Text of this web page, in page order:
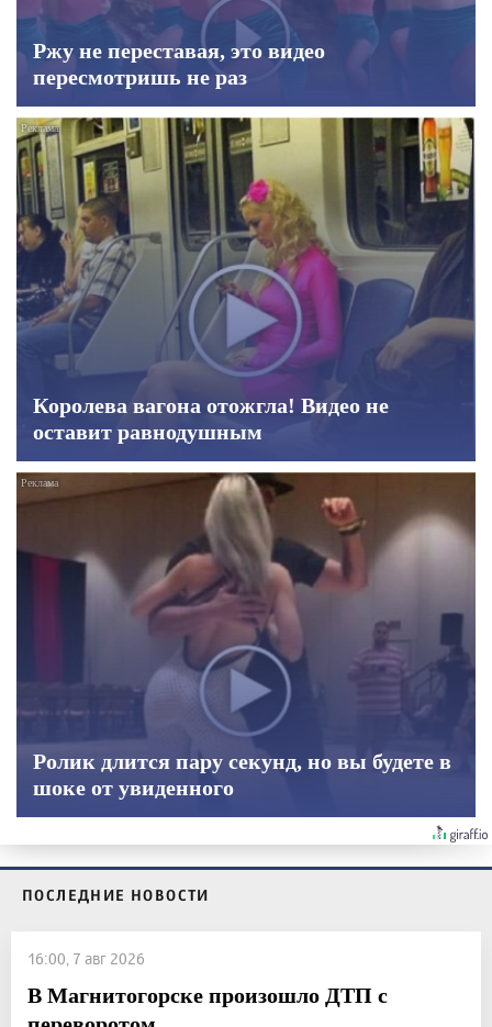
Ржу не переставая, это видео
пересмотришь не раз
Королева вагона отожгла! Видео не
оставит равнодушным
Ролик длится пару секунд, но вы будете в
шоке от увиденного
ПОСЛЕДНИЕ НОВОСТИ
16:00, 7 авг 2026
В Магнитогорске произошло ДТП с